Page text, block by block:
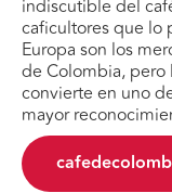
indiscutible del
caficultores que lo
Europa son los
de Colombia, pero
convierte en uno
mayor